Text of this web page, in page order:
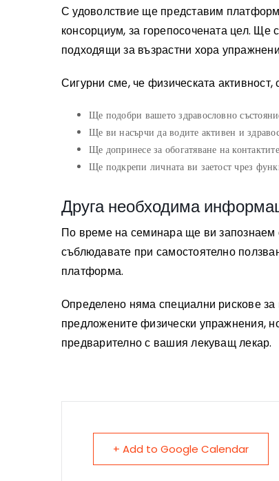
С удоволствие ще представим
консорциум, за горепосочената цел. Ще
подходящи за възрастни хора
Сигурни сме, че физическата
Ще подобри вашето здравословно
Ще ви насърчи да водите активен и
Ще допринесе за обогатяване на
Ще подкрепи личната ви заетост чрез
Друга необходима
По време на семинара ще ви запознаем
съблюдавате при самостоятелно
платформа.
Определено няма специални рискове
предложените физически упражнения,
предварително с вашия лекуващ лекар.
+ Add to Google Calendar